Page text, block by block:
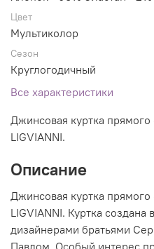
Цвет
Мультиколор
Сезон
Круглогодичный
Все характеристики
Джинсовая куртка
LIGVIANNI.
Описание
Джинсовая куртка
LIGVIANNI. Куртка создана
дизайнерами братьями
Павлом. Особый интерес